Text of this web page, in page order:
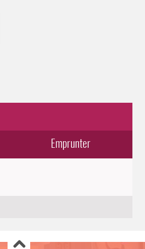
Emprunter